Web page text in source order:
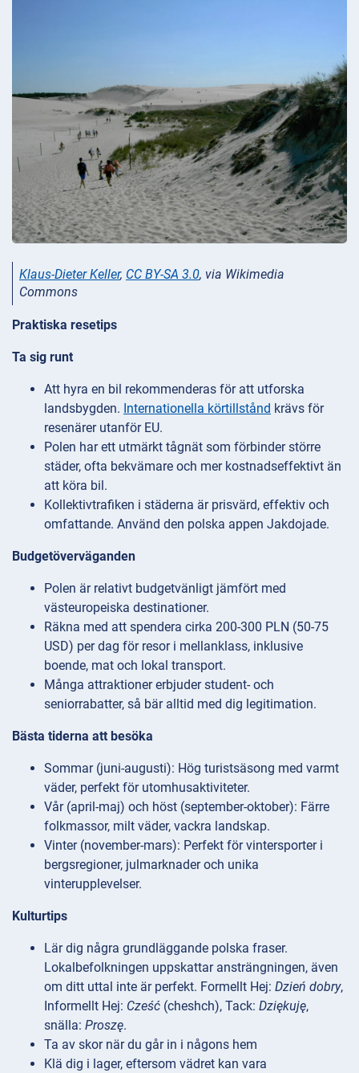
Klaus-Dieter Keller, CC BY-SA 3.0, via Wikimedia
Commons
Praktiska resetips
Ta sig runt
Att hyra en bil rekommenderas för att utforska
landsbygden. Internationella körtillstånd krävs för
resenärer utanför EU.
Polen har ett utmärkt tågnät som förbinder större
städer, ofta bekvämare och mer kostnadseffektivt än
att köra bil.
Kollektivtrafiken i städerna är prisvärd, effektiv och
omfattande. Använd den polska appen Jakdojade.
Budgetöverväganden
Polen är relativt budgetvänligt jämfört med
västeuropeiska destinationer.
Räkna med att spendera cirka 200-300 PLN (50-75
USD) per dag för resor i mellanklass, inklusive
boende, mat och lokal transport.
Många attraktioner erbjuder student- och
seniorrabatter, så bär alltid med dig legitimation.
Bästa tiderna att besöka
Sommar (juni-augusti): Hög turistsäsong med varmt
väder, perfekt för utomhusaktiviteter.
Vår (april-maj) och höst (september-oktober): Färre
folkmassor, milt väder, vackra landskap.
Vinter (november-mars): Perfekt för vintersporter i
bergsregioner, julmarknader och unika
vinterupplevelser.
Kulturtips
Lär dig några grundläggande polska fraser.
Lokalbefolkningen uppskattar ansträngningen, även
om ditt uttal inte är perfekt. Formellt Hej: Dzień dobry,
Informellt Hej: Cześć (cheshch), Tack: Dziękuję,
snälla: Proszę.
Ta av skor när du går in i någons hem
Klä dig i lager, eftersom vädret kan vara